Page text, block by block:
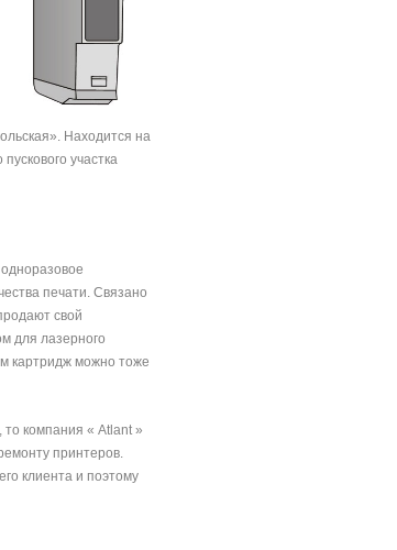
Находится на
участка
печати. Связано
свой
для лазерного
картридж можно тоже
компания « Atlant »
принтеров.
клиента и поэтому